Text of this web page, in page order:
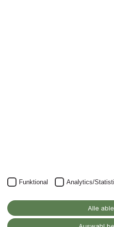
Alanus Hochschule
für Kunst und Gesellschaft
D-53347 Alfter
Funktional Analytics/
Alle